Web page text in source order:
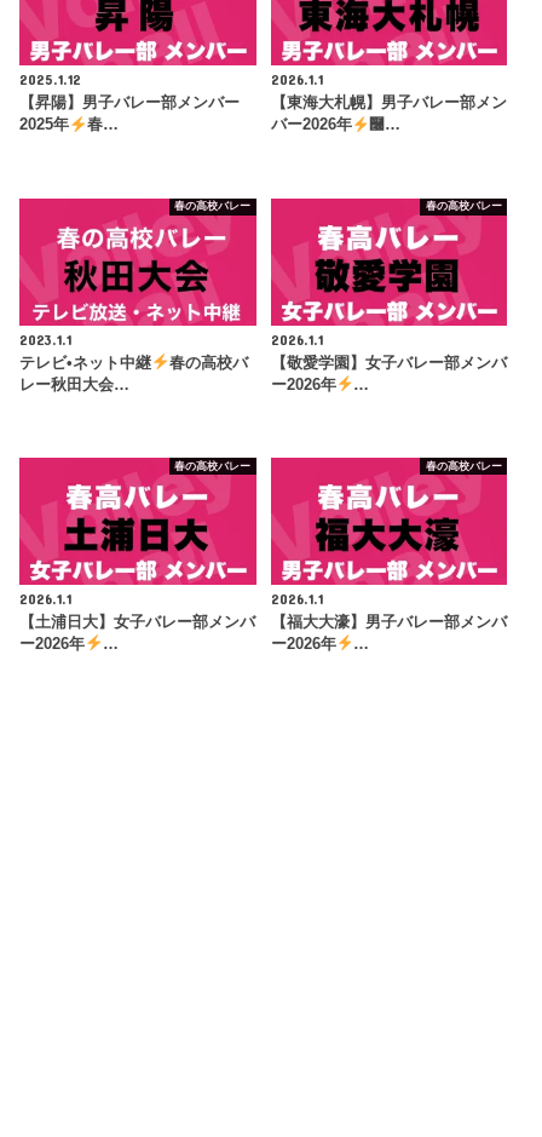
2025.1.12
【昇陽】男子バレー部メンバー
2025年
春…
2026.1.1
【東海大札幌】男子バレー部メン
バー2026年
࿠…
春の高校バレー
2023.1.1
テレビ•ネット中継
春の高校バ
レー秋田大会…
春の高校バレー
2026.1.1
【敬愛学園】女子バレー部メンバ
ー2026年
…
春の高校バレー
2026.1.1
【土浦日大】女子バレー部メンバ
ー2026年
…
春の高校バレー
2026.1.1
【福大大濠】男子バレー部メンバ
ー2026年
…